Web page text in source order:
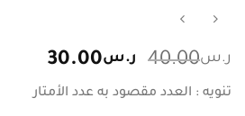
ر.س40.00 السعر
هو:
ر.س30.00
الحالي
هو:تنويه : العدد مقصود به عدد الأمتار